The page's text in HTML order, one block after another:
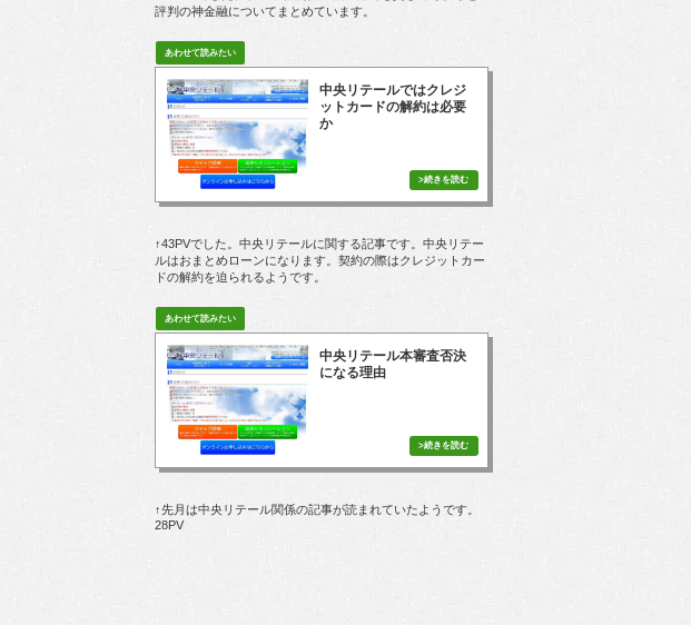
評判の神金融についてまとめています。
中央リテールではクレジ
ットカードの解約は必要
か
↑43PVでした。中央リテールに関する記事です。中央リテー
ルはおまとめローンになります。契約の際はクレジットカー
ドの解約を迫られるようです。
中央リテール本審査否決
になる理由
↑先月は中央リテール関係の記事が読まれていたようです。
28PV